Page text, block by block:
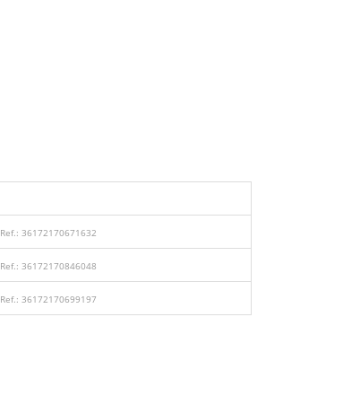
Ref.: 36172170671632
Ref.: 36172170846048
Ref.: 36172170699197